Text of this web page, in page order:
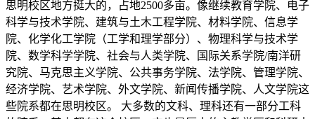
思明校区地方挺大的，占地2500多亩。像继续教育学院、电子
科学与技术学院、建筑与土木工程学院、材料学院、信息学
院、化学化工学院（工学和理学部分）、物理科学与技术学
院、数学科学学院、社会与人类学院、国际关系学院/南洋研
究院、马克思主义学院、公共事务学院、法学院、管理学院、
经济学院、艺术学院、外文学院、新闻传播学院、人文学院这
些院系都在思明校区。 大多数的文科、理科还有一部分工科